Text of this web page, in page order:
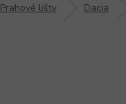
Prahové lišty Dacia